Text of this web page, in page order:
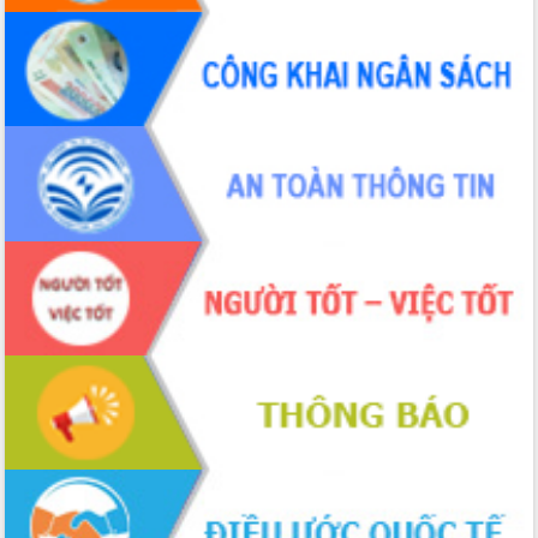
Đắk Lắk rà soát, điều chỉnh Đề án 190
về phát triển nuôi trồng thủy sản
Phó Chủ tịch UBND tỉnh Đắk Lắk
Trương Công Thái kiểm tra thực địa
Dự án cao tốc Khánh Hòa - Buôn Ma
Thuột
Định vị cà phê Việt Nam như một “di
sản sống” trong dòng chảy toàn cầu
Xây dựng nông thôn mới: Nâng cao đời
sống người dân từ những mô hình thiết
thực
Quyết liệt tháo gỡ vướng mắc, đẩy
nhanh tiến độ các dự án trọng điểm
trong Khu kinh tế Nam Phú Yên
Hòn Yến phát triển du lịch gắn với bảo
tồn biển
Lấy ý kiến điều chỉnh Quy hoạch tỉnh
Đắk Lắk thời kỳ 2021-2030, tầm nhìn
đến năm 2050
Phát động chiến dịch 30 ngày đêm